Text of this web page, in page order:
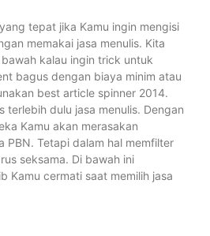
tepat jika Kamu ingin mengisi
memakai jasa menulis. Kita
kalau ingin trick untuk
bagus dengan biaya minim atau
best article spinner 2014.
terlebih dulu jasa menulis. Dengan
Kamu akan merasakan
PBN. Tetapi dalam hal memfilter
seksama. Di bawah ini
Kamu cermati saat memilih jasa